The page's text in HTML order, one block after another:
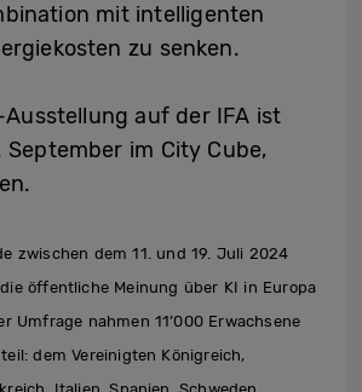
mit intelligenten
zu senken.
Ausstellung auf der IFA ist
September im City Cube,
zwischen dem 11. und 19. Juli 2024
öffentliche Meinung über KI in Europa
Umfrage nahmen 11’000 Erwachsene
dem Vereinigten Königreich,